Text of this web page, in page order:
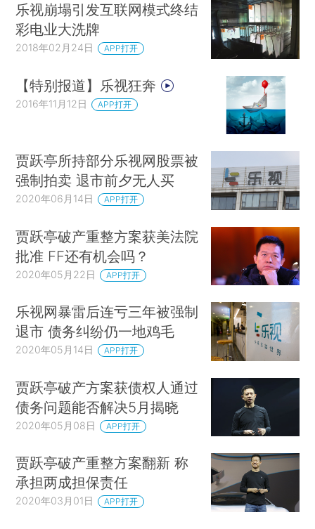
乐视崩塌引发互联网模式终结
彩电业大洗牌
2018年02月24日 APP打开
【特别报道】乐视狂奔
2016年11月12日 APP打开
贾跃亭所持部分乐视网股票被
强制拍卖 退市前夕无人买
2020年06月14日 APP打开
贾跃亭破产重整方案获美法院
批准 FF还有机会吗？
2020年05月22日 APP打开
乐视网暴雷后连亏三年被强制
退市 债务纠纷仍一地鸡毛
2020年05月14日 APP打开
贾跃亭破产方案获债权人通过
债务问题能否解决5月揭晓
2020年05月08日 APP打开
贾跃亭破产重整方案翻新 称
承担两成担保责任
2020年03月01日 APP打开